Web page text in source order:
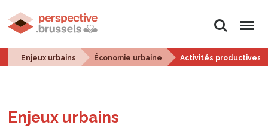
Rechercher
Menu
Enjeux urbains Économie urbaine Activités productives
Enjeux urbains